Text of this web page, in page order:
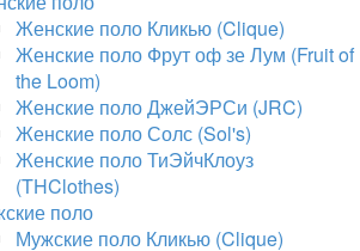
Женские поло Кликью (Clique)
Женские поло Фрут оф зе Лум (Fruit of
the Loom)
Женские поло ДжейЭРСи (JRC)
Женские поло Солс (Sol's)
Женские поло ТиЭйчКлоуз
(THClothes)
поло
Мужские поло Кликью (Clique)